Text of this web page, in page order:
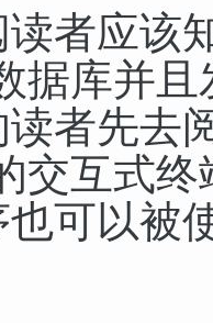
者应该
据库并且
者先去
交互式终
可以被